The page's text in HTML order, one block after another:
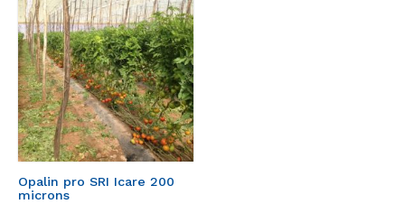
Opalin pro SRI Icare 200
microns